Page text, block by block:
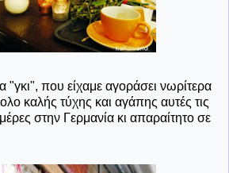
"γκι", που είχαμε αγοράσει νωρίτερα
καλής τύχης και αγάπης αυτές τις
στην Γερμανία κι απαραίτητο σε